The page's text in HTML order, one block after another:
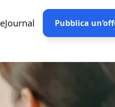
eJournal Pubblica